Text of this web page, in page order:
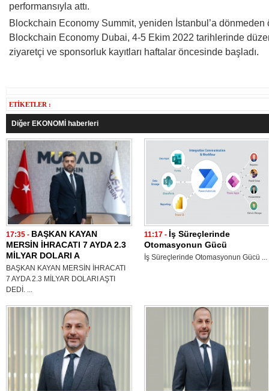
performansıyla attı.
Blockchain Economy Summit, yeniden İstanbul’a dönmeden
Blockchain Economy Dubai, 4-5 Ekim 2022 tarihlerinde
ziyaretçi ve sponsorluk kayıtları haftalar öncesinde başladı.
ETİKETLER :
Diğer EKONOMİ haberleri
17:35 - BAŞKAN KAYAN
MERSİN İHRACATI 7 AYDA 2.3
MİLYAR DOLARI A
BAŞKAN KAYAN MERSİN İHRACATI
7 AYDA 2.3 MİLYAR DOLARI AŞTI
DEDİ. ...
11:17 - İş Süreçlerinde
Otomasyonun Gücü
İş Süreçlerinde Otomasyonun Gücü ...